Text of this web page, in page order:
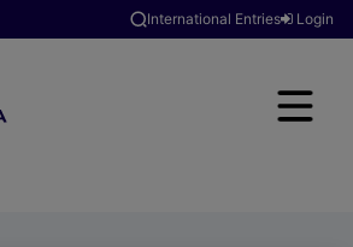
International Entries Login